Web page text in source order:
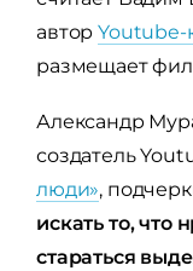
авторYoutube-
размещает
Александр
создатель
люди»,
искать то, что
стараться